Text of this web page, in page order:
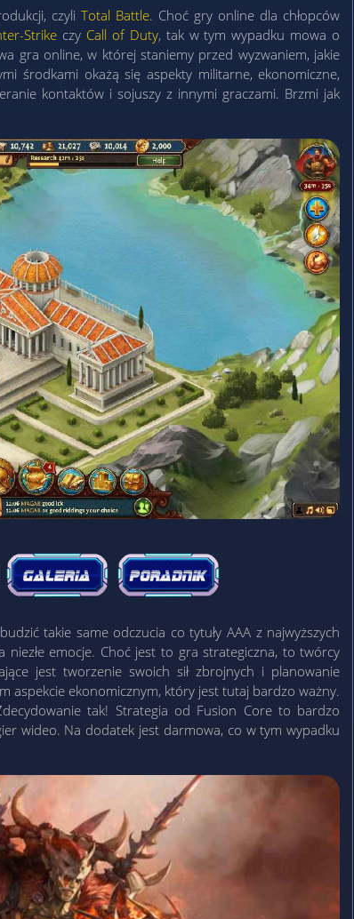
czyli Total Battle. Choć gry online dla chłopców
Strike czy Call of Duty, tak w tym wypadku mowa o
gra online, w której staniemy przed wyzwaniem, jakie
środkami okażą się aspekty militarne, ekonomiczne,
kontaktów i sojuszy z innymi graczami. Brzmi jak
takie same odczucia co tytuły AAA z najwyższych
niezłe emocje. Choć jest to gra strategiczna, to twórcy
jest tworzenie swoich sił zbrojnych i planowanie
aspekcie ekonomicznym, który jest tutaj bardzo ważny.
tak! Strategia od Fusion Core to bardzo
wideo. Na dodatek jest darmowa, co w tym wypadku